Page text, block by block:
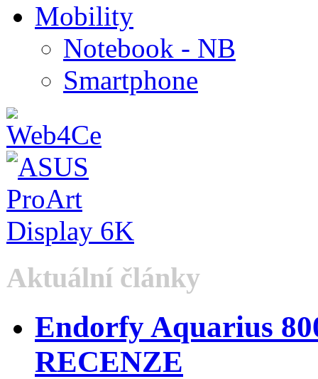
Mobility
Notebook - NB
Smartphone
Aktuální články
Endorfy Aquarius
RECENZE